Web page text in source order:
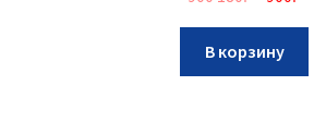
В корзину